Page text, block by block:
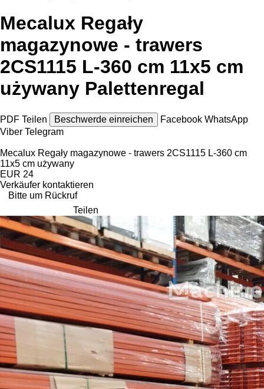
Mecalux Regały
magazynowe - trawers
2CS1115 L-360 cm 11x5 cm
używany Palettenregal
PDF Teilen Beschwerde einreichen Facebook WhatsApp
Viber Telegram
Mecalux Regały magazynowe - trawers 2CS1115 L-360 cm
11x5 cm używany
EUR 24
Verkäufer kontaktieren
Bitte um Rückruf
Teilen